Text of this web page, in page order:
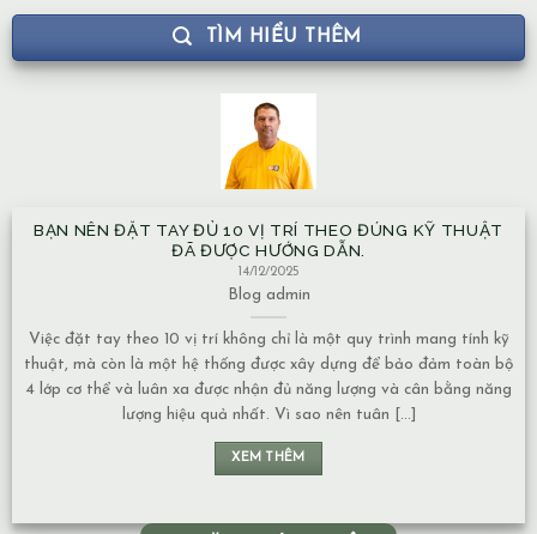
TÌM HIỂU THÊM
BẠN NÊN ĐẶT TAY ĐỦ 10 VỊ TRÍ THEO ĐÚNG KỸ THUẬT
ĐÃ ĐƯỢC HƯỚNG DẪN.
14/12/2025
Blog admin
Việc đặt tay theo 10 vị trí không chỉ là một quy trình mang tính kỹ
thuật, mà còn là một hệ thống được xây dựng để bảo đảm toàn bộ
4 lớp cơ thể và luân xa được nhận đủ năng lượng và cân bằng năng
lượng hiệu quả nhất. Vì sao nên tuân [...]
XEM THÊM